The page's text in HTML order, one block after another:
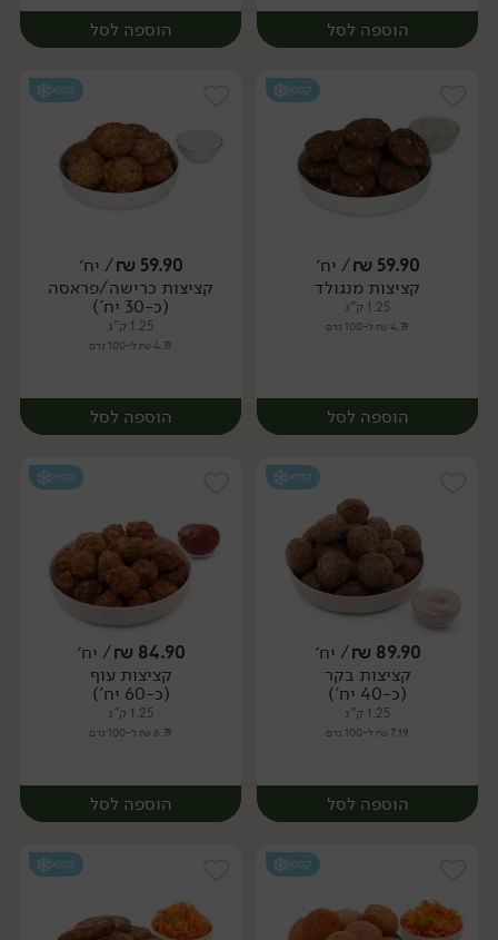
הוספה לסל
יח׳
הוספה לסל
יח׳
קפוא
59.90
₪/ יח׳
קציצות מנגולד
1.25 ק"ג
4.79 ₪ ל-100 גרם
הוספה לסל
יח׳
קפוא
59.90
₪/ יח׳
קציצות כרישה/פראסה
(כ-30 יח')
1.25 ק"ג
4.79 ₪ ל-100 גרם
הוספה לסל
יח׳
קפוא
89.90
₪/ יח׳
קציצות בקר
(כ-40 יח')
1.25 ק"ג
7.19 ₪ ל-100 גרם
הוספה לסל
קפוא
84.90
₪/ יח׳
קציצות עוף
(כ-60 יח')
1.25 ק"ג
6.79 ₪ ל-100 גרם
הוספה לסל
קפוא קפוא